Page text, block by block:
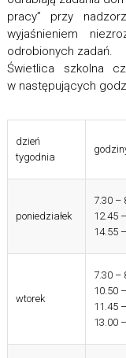
pracy” przy
wyjaśnieniem
odrobionych zadań.
Świetlica szkolna
w następujących
dzień
tygodnia
poniedziałek
7.30 –
12.45
14.55
wtorek
7.30 –
10.50
11.45
13.00